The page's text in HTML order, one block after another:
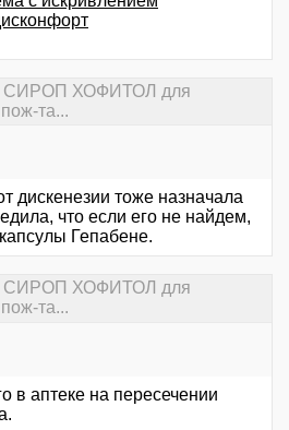
ХОФИТОЛ для
та...
дискенезии тоже назначала
что если его не найдем,
Гепабене.
ХОФИТОЛ для
та...
в аптеке на пересечении